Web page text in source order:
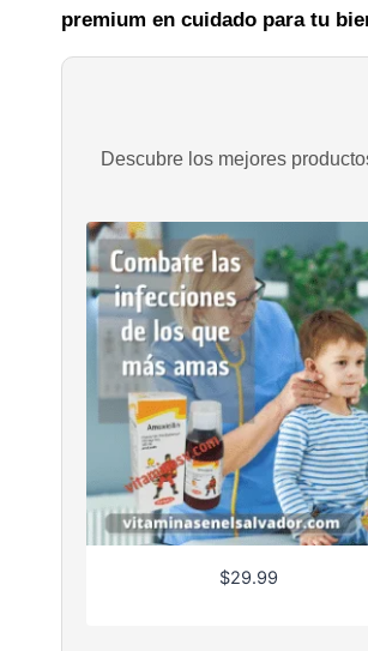
premium en cuidado para tu
Descubre los mejores
$29.99